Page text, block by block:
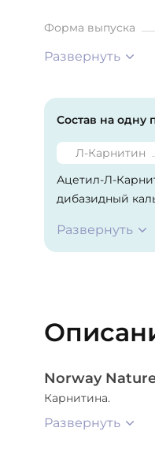
Форма выпуска
Развернуть
Состав на одну
Л-Карнитин
Ацетил-Л-
дибазидный
Развернуть
Norway
Карнитина.
Развернуть